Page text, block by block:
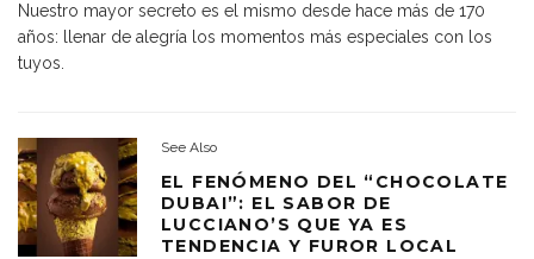
Nuestro mayor secreto es el mismo desde hace más de 170
años: llenar de alegría los momentos más especiales con los
tuyos.
See Also
EL FENÓMENO DEL “CHOCOLATE
DUBAI”: EL SABOR DE
LUCCIANO’S QUE YA ES
TENDENCIA Y FUROR LOCAL